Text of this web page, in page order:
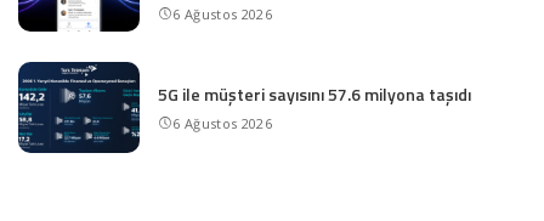
6 Ağustos 2026
5G ile müşteri sayısını 57.6 milyona taşıdı
6 Ağustos 2026